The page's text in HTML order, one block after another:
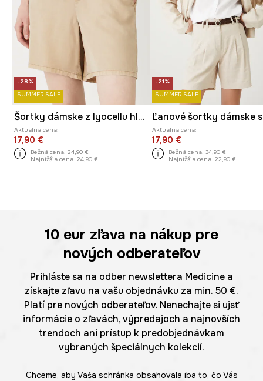
-28%
SUMMER SALE
Šortky dámske z lyocellu hladké
Aktuálna cena:
17,90 €
Bežná cena: 24,90 €
Najnižšia cena: 24,90 €
-21%
SUMMER SALE
Aktuálna cena:
17,90 €
Bežná cena: 34,90 €
Najnižšia cena: 22,90 €
10 eur zľava na nákup pre
nových odberateľov
Prihláste sa na odber newslettera Medicine a
získajte zľavu na vašu objednávku za min. 50 €.
Platí pre nových odberateľov. Nenechajte si ujsť
informácie o zľavách, výpredajoch a najnovších
trendoch ani prístup k predobjednávkam
vybraných špeciálnych kolekcií.
Chceme, aby Vaša schránka obsahovala iba to, čo Vás